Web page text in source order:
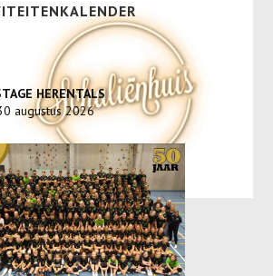
HERENTALS
augustus 2026